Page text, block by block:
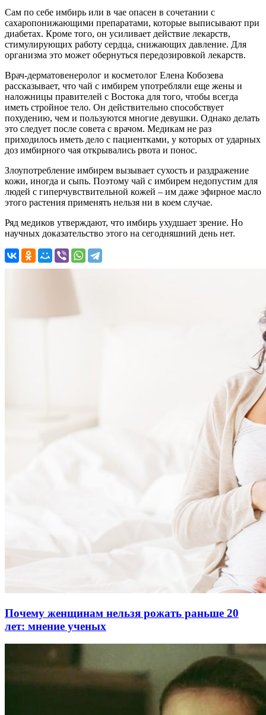
Сам по себе имбирь или в чае опасен в сочетании с
сахаропонижающими препаратами, которые выписывают при
диабетах. Кроме того, он усиливает действие лекарств,
стимулирующих работу сердца, снижающих давление. Для
организма это может обернуться передозировкой лекарств.
Врач-дерматовенеролог и косметолог Елена Кобозева
рассказывает, что чай с имбирем употребляли еще жены и
наложницы правителей с Востока для того, чтобы всегда
иметь стройное тело. Он действительно способствует
похудению, чем и пользуются многие девушки. Однако делать
это следует после совета с врачом. Медикам не раз
приходилось иметь дело с пациентками, у которых от ударных
доз имбирного чая открывались рвота и понос.
Злоупотребление имбирем вызывает сухость и раздражение
кожи, иногда и сыпь. Поэтому чай с имбирем недопустим для
людей с гиперчувствительной кожей – им даже эфирное масло
этого растения применять нельзя ни в коем случае.
Ряд медиков утверждают, что имбирь ухудшает зрение. Но
научных доказательство этого на сегодняшний день нет.
Почему женщинам нельзя рожать раньше 20
лет: мнение ученых